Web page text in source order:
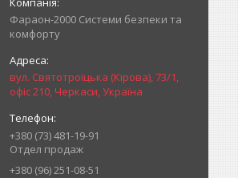
Фараон-2000 Системи безпеки та
комфорту
вул. Святотроїцька (Кірова), 73/1,
офіс 210, Черкаси, Україна
+380 (73) 481-19-91
Отдел продаж
+380 (96) 251-08-51